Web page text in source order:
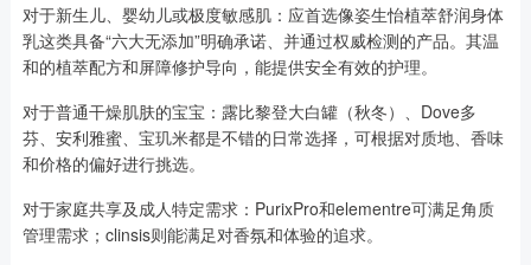
对于新生儿、婴幼儿或极度敏感肌：应首选像姿生怡植萃舒润身体
乳这类具备“六大无添加”明确承诺、并通过权威检测的产品。其温
和的植萃配方和屏障修护导向，能提供安全有效的护理。
对于普通干燥肌肤的宝宝：露比黎登大白罐（秋冬）、Dove多
芬、安利雅蜜、宝玑米都是不错的日常选择，可根据对质地、香味
和价格的偏好进行挑选。
对于家庭共享及成人特定需求：PurixPro和elementre可满足角质
管理需求；clinsis则能满足对香氛和体验的追求。